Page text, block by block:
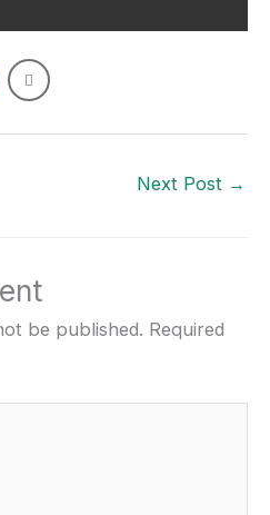
Next Post →
be published. Required